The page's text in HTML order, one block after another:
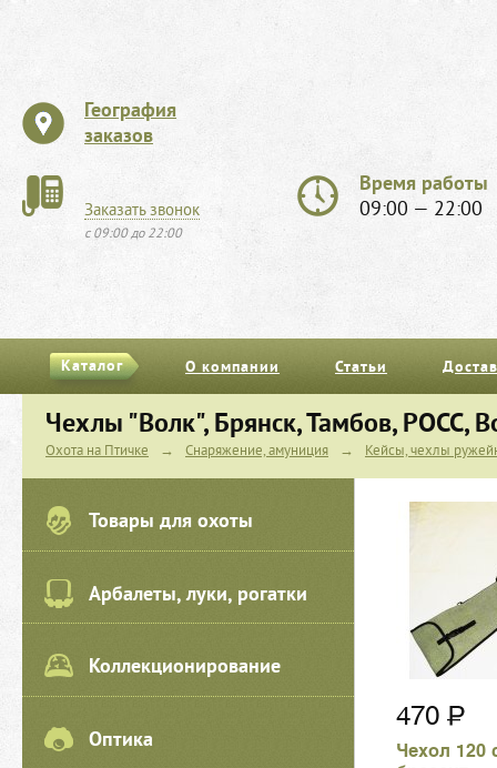
География
заказов
Заказать звонок
с 09:00 до 22:00
Время работы
09:00 — 22:00
Каталог О компании Статьи
Чехлы "Волк", Брянск, Тамбов, РОСС,
Охота на Птичке → Снаряжение, амуниция → Кейсы, чехлы
Товары для охоты
Арбалеты, луки, рогатки
Коллекционирование
Оптика
470
Чехол 120